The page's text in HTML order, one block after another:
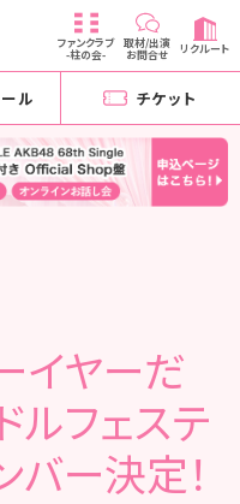
ファンクラブ
-柱の会-
取材/出演
お問合せ リクルート
ル チケット
イヤーだ
ルフェステ
バー決定！